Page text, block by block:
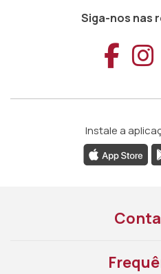
Siga-nos nas
Instale a